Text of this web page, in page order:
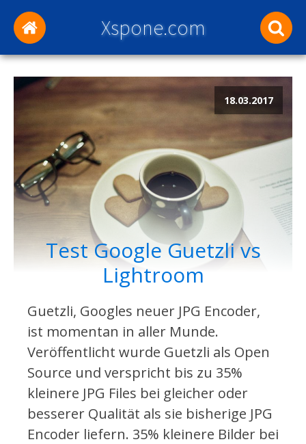
Xspone.com
18.03.2017
Test Google Guetzli vs
Lightroom
Guetzli, Googles neuer JPG Encoder,
ist momentan in aller Munde.
Veröffentlicht wurde Guetzli als Open
Source und verspricht bis zu 35%
kleinere JPG Files bei gleicher oder
besserer Qualität als sie bisherige JPG
Encoder liefern. 35% kleinere Bilder bei